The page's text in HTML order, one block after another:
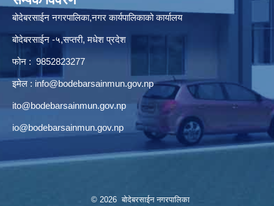
बोदेबरसाईन नगरपालिका,नगर कार्यपालिकाको कार्यालय
बोदेबरसाईन -५,सप्तरी, मधेश प्रदेश
फोन : 9852823277
इमेल : info@bodebarsainmun.gov.np
ito@bodebarsainmun.gov.np
io@bodebarsainmun.gov.np
© 2026 बोदेबरसाईन नगरपालिका